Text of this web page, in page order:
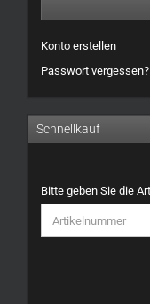
Konto erstellen
Passwort vergessen?
Schnellkauf
BITTE
GEBEN
SIE
DIE
Bitte geben Sie die